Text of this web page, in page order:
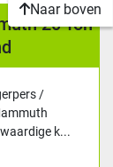
20 Ton
/
k...
Naar boven